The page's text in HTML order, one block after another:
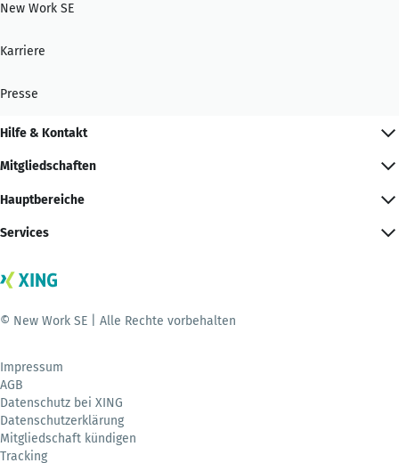
New Work SE
Karriere
Presse
Hilfe & Kontakt
Mitgliedschaften
Hauptbereiche
Services
© New Work SE | Alle Rechte vorbehalten
Impressum
AGB
Datenschutz bei XING
Datenschutzerklärung
Mitgliedschaft kündigen
Tracking